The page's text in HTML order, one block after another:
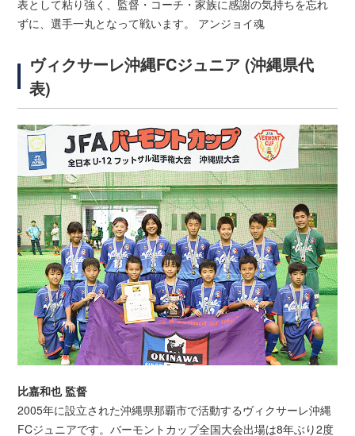
表として粘り強く、監督・コーチ・家族に感謝の気持ちを忘れ
ずに、選手一丸となって戦います。 アンジョイ魂
ヴィクサーレ沖縄FCジュニア (沖縄県代
表)
比嘉和也 監督
2005年に設立された沖縄県那覇市で活動するヴィクサーレ沖縄
FCジュニアです。バーモントカップ全国大会出場は8年ぶり2度